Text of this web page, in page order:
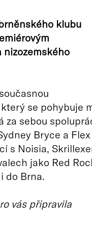
klubu
nizozemského
se pohybuje
za sebou
Bryce a Flex
s Noisia,
jako Red
do Brna.
vás připravila